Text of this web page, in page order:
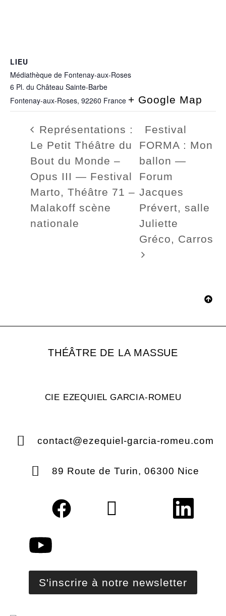
LIEU
Médiathèque de Fontenay-aux-Roses
6 Pl. du Château Sainte-Barbe
Fontenay-aux-Roses, 92260 France + Google Map
Représentations :
Le Petit Théâtre du
Bout du Monde –
Opus III — Festival
Marto, Théâtre 71 –
Malakoff scène
nationale
Festival
FORMA : Mon
ballon —
Forum
Jacques
Prévert, salle
Juliette
Gréco, Carros
THÉÂTRE DE LA MASSUE
CIE EZEQUIEL GARCIA-ROMEU
contact@ezequiel-garcia-romeu.com
89 Route de Turin, 06300 Nice
S'inscrire à notre newsletter